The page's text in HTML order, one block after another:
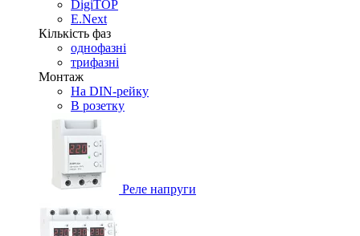
DigiTOP
E.Next
Кількість фаз
однофазні
трифазні
Монтаж
На DIN-рейку
В розетку
Реле напруги